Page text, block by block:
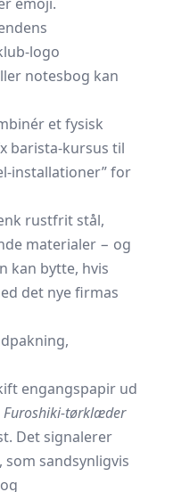
logo
notesbog kan
et fysisk
barista-kursus til
installationer” for
rustfrit stål,
materialer − og
kan bytte, hvis
det nye firmas
engangspapir ud
Furoshiki-tørklæder
Det signalerer
sandsynligvis